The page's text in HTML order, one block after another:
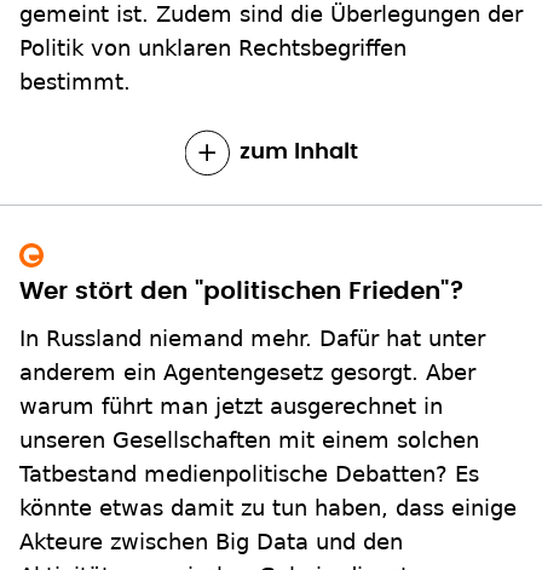
gemeint ist. Zudem sind die Überlegungen der
Politik von unklaren Rechtsbegriffen
bestimmt.
zum Inhalt
Wer stört den "politischen Frieden"?
In Russland niemand mehr. Dafür hat unter
anderem ein Agentengesetz gesorgt. Aber
warum führt man jetzt ausgerechnet in
unseren Gesellschaften mit einem solchen
Tatbestand medienpolitische Debatten? Es
könnte etwas damit zu tun haben, dass einige
Akteure zwischen Big Data und den